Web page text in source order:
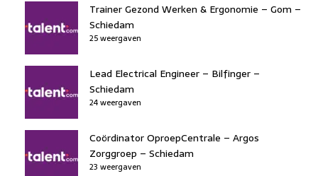
Trainer Gezond Werken & Ergonomie – Gom –
Schiedam
25 weergaven
Lead Electrical Engineer – Bilfinger –
Schiedam
24 weergaven
Coördinator OproepCentrale – Argos
Zorggroep – Schiedam
23 weergaven